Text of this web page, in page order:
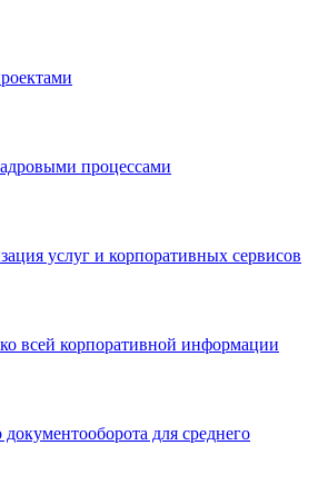
процессами
услуг и корпоративных сервисов
всей корпоративной информации
для среднего